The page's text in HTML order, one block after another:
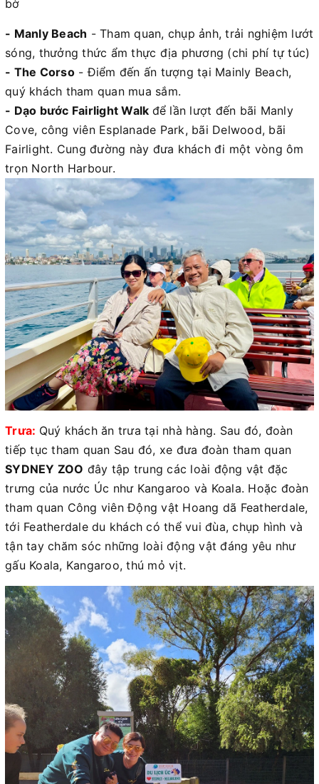
bờ
- Manly Beach - Tham quan, chụp ảnh, trải nghiệm lướt
sóng, thưởng thức ẩm thực địa phương (chi phí tự túc)
- The Corso- Điểm đến ấn tượng tại Mainly Beach,
quý khách tham quan mua sắm.
- Dạo bước Fairlight Walk để lần lượt đến bãi Manly
Cove, công viên Esplanade Park, bãi Delwood, bãi
Fairlight. Cung đường này đưa khách đi một vòng ôm
trọn North Harbour.
Trưa: Quý khách ăn trưa tại nhà hàng. Sau đó, đoàn
tiếp tục tham quan Sau đó, xe đưa đoàn tham quan
SYDNEY ZOO đây tập trung các loài động vật đặc
trưng của nước Úc như Kangaroo và Koala. Hoặc đoàn
tham quan Công viên Động vật Hoang dã Featherdale,
tới Featherdale du khách có thể vui đùa, chụp hình và
tận tay chăm sóc những loài động vật đáng yêu như
gấu Koala, Kangaroo, thú mỏ vịt.